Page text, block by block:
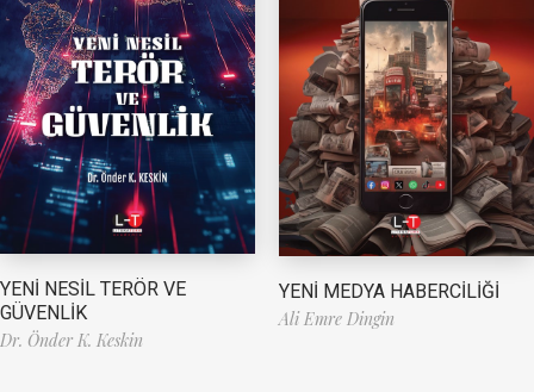
YENİ NESİL TERÖR VE
GÜVENLİK
Dr. Önder K. Keskin
YENİ MEDYA HABERCİLİĞİ
Ali Emre Dingin